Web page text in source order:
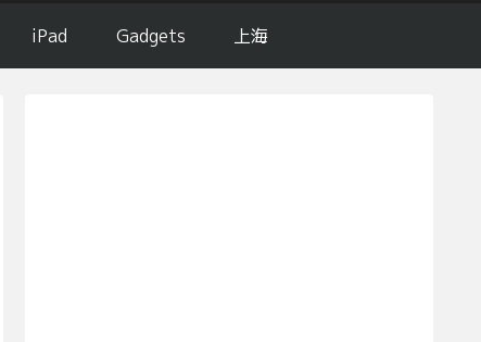
iPad Gadgets 上海